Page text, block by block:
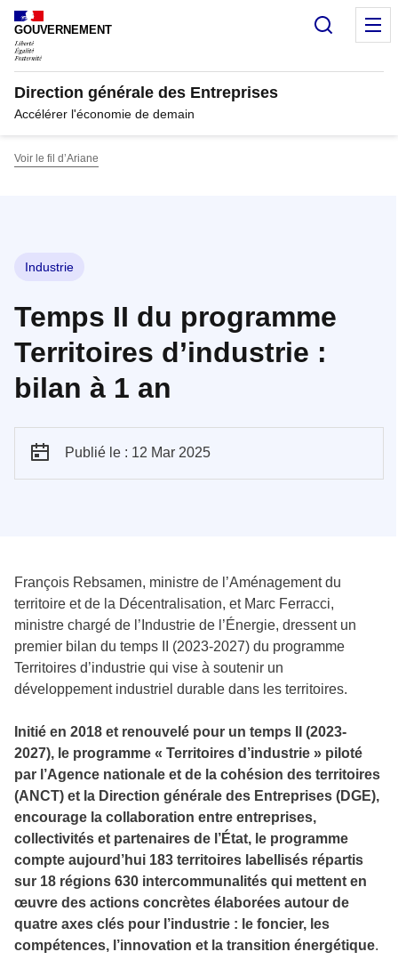
Panneau de gestion des cookies
GOUVERNEMENT
Direction générale des Entreprises
Accélérer l'économie de demain
Voir le fil d’Ariane
Industrie
Temps II du programme
Territoires d’industrie :
bilan à 1 an
Publié le : 12 Mar 2025
François Rebsamen, ministre de l’Aménagement du
territoire et de la Décentralisation, et Marc Ferracci,
ministre chargé de l’Industrie de l’Énergie, dressent un
premier bilan du temps II (2023-2027) du programme
Territoires d’industrie qui vise à soutenir un
développement industriel durable dans les territoires.
Initié en 2018 et renouvelé pour un temps II (2023-
2027), le programme « Territoires d’industrie » piloté
par l’Agence nationale et de la cohésion des territoires
(ANCT) et la Direction générale des Entreprises (DGE),
encourage la collaboration entre entreprises,
collectivités et partenaires de l’État, le programme
compte aujourd’hui 183 territoires labellisés répartis
sur 18 régions 630 intercommunalités qui mettent en
œuvre des actions concrètes élaborées autour de
quatre axes clés pour l’industrie : le foncier, les
compétences, l’innovation et la transition énergétique.